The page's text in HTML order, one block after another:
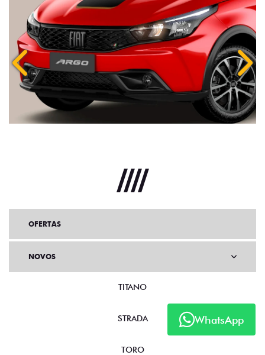
Anterior
WhatsApp
OFERTAS
NOVOS
TITANO
STRADA
TORO